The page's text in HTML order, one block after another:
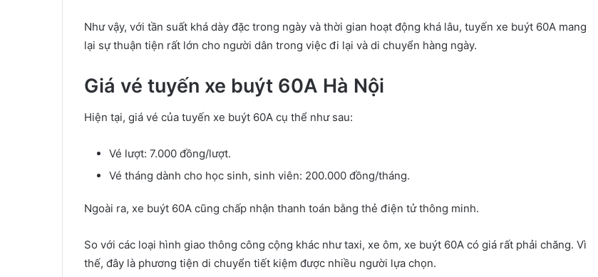
Như vậy, với tần suất khá dày đặc trong ngày và thời gian hoạt động khá lâu, tuyến xe buýt 60A mang
lại sự thuận tiện rất lớn cho người dân trong việc đi lại và di chuyển hàng ngày.
Giá vé tuyến xe buýt 60A Hà Nội
Hiện tại, giá vé của tuyến xe buýt 60A cụ thể như sau:
Vé lượt: 7.000 đồng/lượt.
Vé tháng dành cho học sinh, sinh viên: 200.000 đồng/tháng.
Ngoài ra, xe buýt 60A cũng chấp nhận thanh toán bằng thẻ điện tử thông minh.
So với các loại hình giao thông công cộng khác như taxi, xe ôm, xe buýt 60A có giá rất phải chăng. Vì
thế, đây là phương tiện di chuyển tiết kiệm được nhiều người lựa chọn.